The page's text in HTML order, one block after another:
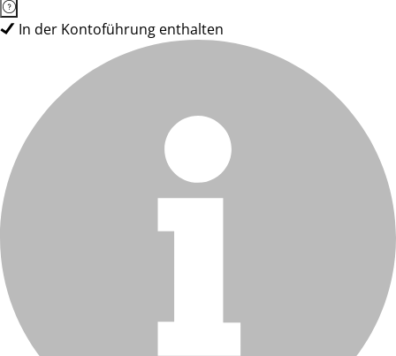
In der Kontoführung enthalten